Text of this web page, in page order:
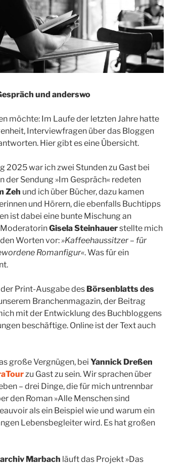
und anderswo
möchte: Im Laufe der letzten Jahre hatte
Interviewfragen über das Bloggen
Hier gibt es eine Übersicht.
war ich zwei Stunden zu Gast bei
der Sendung »Im Gespräch« redeten
Zeh und ich über Bücher, dazu kamen
und Hörern, die ebenfalls Buchtipps
ist dabei eine bunte Mischung an
Gisela Steinhauerstellte mich
Worten vor:»Kaffeehaussitzer – für
Romanfigur«. Was für ein
Print-Ausgabe des Börsenblatts des
Branchenmagazin, der Beitrag
mit der Entwicklung des Buchbloggens
beschäftige. Online ist der Text auch
große Vergnügen, bei Yannick Dreßen
zu Gast zu sein. Wir sprachen über
– drei Dinge, die für mich untrennbar
den Roman »Alle Menschen sind
als ein Beispiel wie und warum ein
Lebensbegleiter wird. Es hat großen
Marbach läuft das Projekt »Das